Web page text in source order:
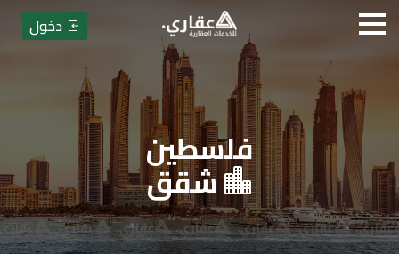
عقاري للخدمات العقارية -
فلسطين
شقق
دخول